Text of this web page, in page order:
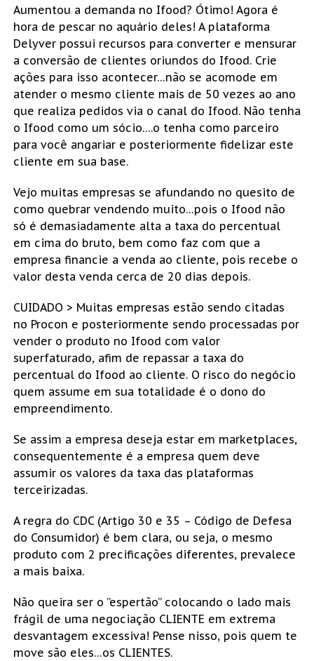
Aumentou a demanda no Ifood? Ótimo! Agora é
hora de pescar no aquário deles! A plataforma
Delyver possui recursos para converter e mensurar
a conversão de clientes oriundos do Ifood. Crie
ações para isso acontecer…não se acomode em
atender o mesmo cliente mais de 50 vezes ao ano
que realiza pedidos via o canal do Ifood. Não tenha
o Ifood como um sócio….o tenha como parceiro
para você angariar e posteriormente fidelizar este
cliente em sua base.
Vejo muitas empresas se afundando no quesito de
como quebrar vendendo muito…pois o Ifood não
só é demasiadamente alta a taxa do percentual
em cima do bruto, bem como faz com que a
empresa financie a venda ao cliente, pois recebe o
valor desta venda cerca de 20 dias depois.
CUIDADO > Muitas empresas estão sendo citadas
no Procon e posteriormente sendo processadas por
vender o produto no Ifood com valor
superfaturado, afim de repassar a taxa do
percentual do Ifood ao cliente. O risco do negócio
quem assume em sua totalidade é o dono do
empreendimento.
Se assim a empresa deseja estar em marketplaces,
consequentemente é a empresa quem deve
assumir os valores da taxa das plataformas
terceirizadas.
A regra do CDC (Artigo 30 e 35 – Código de Defesa
do Consumidor) é bem clara, ou seja, o mesmo
produto com 2 precificações diferentes, prevalece
a mais baixa.
Não queira ser o ”espertão” colocando o lado mais
frágil de uma negociação CLIENTE em extrema
desvantagem excessiva! Pense nisso, pois quem te
move são eles…os CLIENTES.